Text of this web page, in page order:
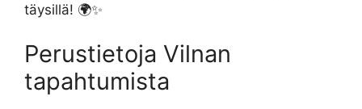
täysillä! 🌍✨
Perustietoja Vilnan
tapahtumista